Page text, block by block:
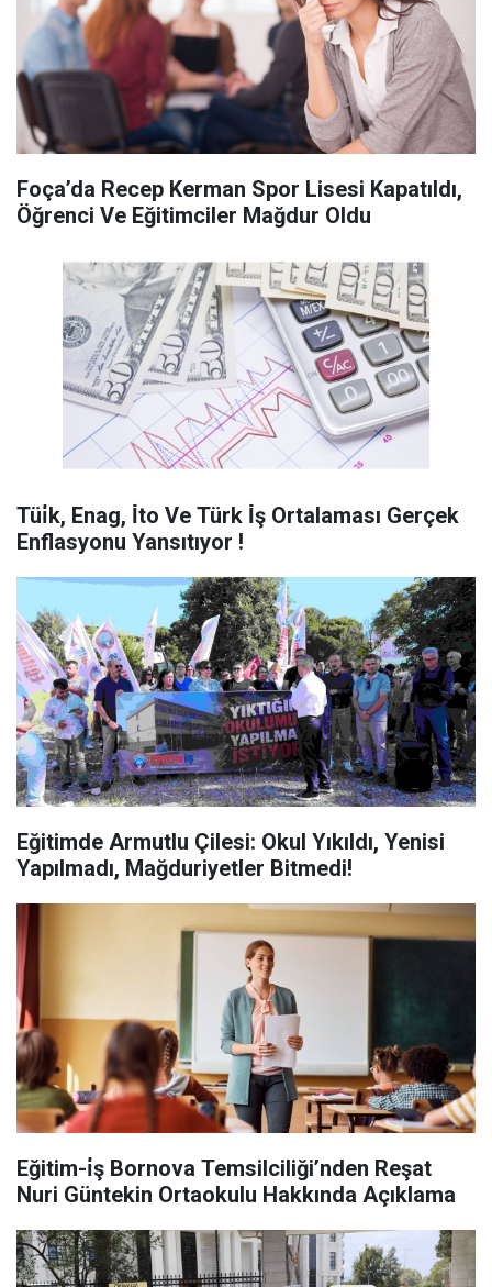
Foça’da Recep Kerman Spor Lisesi Kapatıldı,
Öğrenci Ve Eğitimciler Mağdur Oldu
Tüi̇k, Enag, İ̇to Ve Türk İ̇ş Ortalaması Gerçek
Enflasyonu Yansıtıyor !
Eğitimde Armutlu Çilesi: Okul Yıkıldı, Yenisi
Yapılmadı, Mağduriyetler Bitmedi!
Eğitim-i̇ş Bornova Temsilciliği’nden Reşat
Nuri Güntekin Ortaokulu Hakkında Açıklama